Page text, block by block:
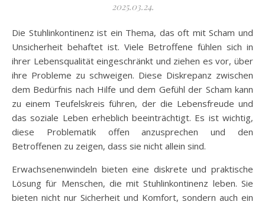
2025.03.24.
Die Stuhlinkontinenz ist ein Thema, das oft mit Scham und
Unsicherheit behaftet ist. Viele Betroffene fühlen sich in
ihrer Lebensqualität eingeschränkt und ziehen es vor, über
ihre Probleme zu schweigen. Diese Diskrepanz zwischen
dem Bedürfnis nach Hilfe und dem Gefühl der Scham kann
zu einem Teufelskreis führen, der die Lebensfreude und
das soziale Leben erheblich beeinträchtigt. Es ist wichtig,
diese Problematik offen anzusprechen und den
Betroffenen zu zeigen, dass sie nicht allein sind.
Erwachsenenwindeln bieten eine diskrete und praktische
Lösung für Menschen, die mit Stuhlinkontinenz leben. Sie
bieten nicht nur Sicherheit und Komfort, sondern auch ein